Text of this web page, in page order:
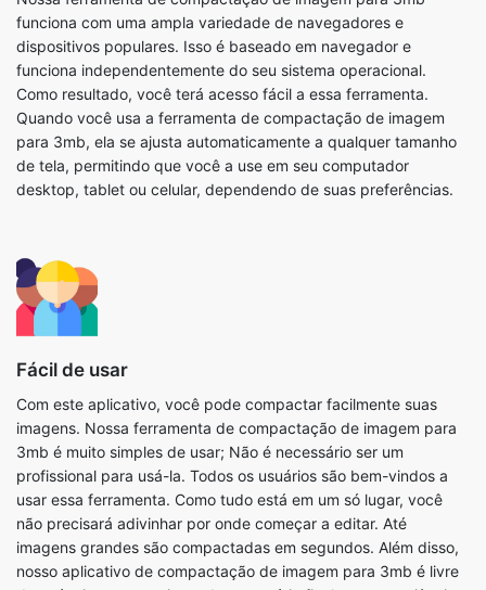
Como resultado, você terá acesso fácil a essa ferramenta.
Quando você usa a ferramenta de compactação de imagem
para 3mb, ela se ajusta automaticamente a qualquer tamanho
de tela, permitindo que você a use em seu computador
desktop, tablet ou celular, dependendo de suas preferências.
Fácil de usar
Com este aplicativo, você pode compactar facilmente suas
3mb é muito simples de usar; Não é necessário ser um
usar essa ferramenta. Como tudo está em um só lugar, você
não precisará adivinhar por onde começar a editar. Até
imagens grandes são compactadas em segundos. Além disso,
nosso aplicativo de compactação de imagem para 3mb é livre
de anúncios, proporcionando ao usuário final uma experiência
de usuário mais agradável.